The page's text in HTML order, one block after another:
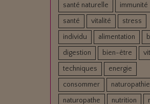
santé naturelle
immunité
santé
vitalité
stress
individu
alimentation
digestion
bien-être
techniques
energie
consommer
naturopathie
naturopathe
nutrition